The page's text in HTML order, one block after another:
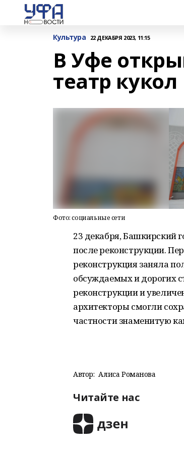
Культура 22 ДЕКАБРЯ 2023, 11:15
В Уфе
театр кукол
Фото: социальные сети
23 декабря, Башкирский
после реконструкции.
реконструкция заняла
обсуждаемых и дорогих
реконструкции и
архитекторы смогли
частности знаменитую
Автор: Алиса Романова
Читайте нас